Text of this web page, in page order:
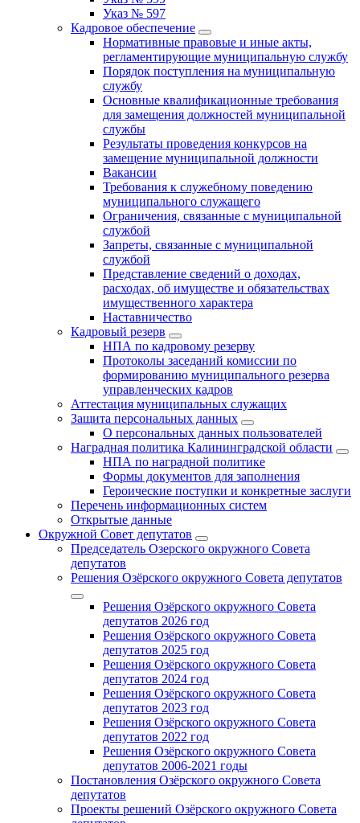
Указ № 597
Кадровое обеспечение
Нормативные правовые и иные акты,
регламентирующие муниципальную службу
Порядок поступления на муниципальную
службу
Основные квалификационные требования
для замещения должностей муниципальной
службы
Результаты проведения конкурсов на
замещение муниципальной должности
Вакансии
Требования к служебному поведению
муниципального служащего
Ограничения, связанные с муниципальной
службой
Запреты, связанные с муниципальной
службой
Представление сведений о доходах,
расходах, об имуществе и обязательствах
имущественного характера
Наставничество
Кадровый резерв
НПА по кадровому резерву
Протоколы заседаний комиссии по
формированию муниципального резерва
управленческих кадров
Аттестация муниципальных служащих
Защита персональных данных
О персональных данных пользователей
Наградная политика Калининградской области
НПА по наградной политике
Формы документов для заполнения
Героические поступки и конкретные заслуги
Перечень информационных систем
Открытые данные
Окружной Совет депутатов
Председатель Озерского окружного Совета
депутатов
Решения Озёрского окружного Совета депутатов
Решения Озёрского окружного Совета
депутатов 2026 год
Решения Озёрского окружного Совета
депутатов 2025 год
Решения Озёрского окружного Совета
депутатов 2024 год
Решения Озёрского окружного Совета
депутатов 2023 год
Решения Озёрского окружного Совета
депутатов 2022 год
Решения Озёрского окружного Совета
депутатов 2006-2021 годы
Постановления Озёрского окружного Совета
депутатов
Проекты решений Озёрского окружного Совета